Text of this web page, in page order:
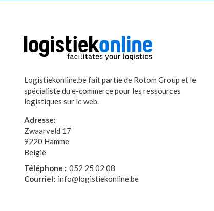
Logistiekonline.be fait partie de Rotom Group et le
spécialiste du e-commerce pour les ressources
logistiques sur le web.
Adresse:
Zwaarveld 17
9220 Hamme
België
Téléphone : 052 25 02 08
Courriel: info@logistiekonline.be